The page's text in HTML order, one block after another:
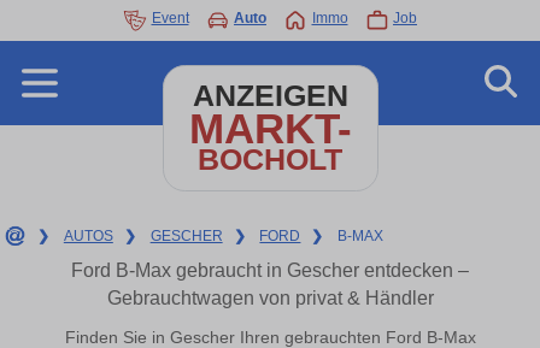
Event Auto Immo Job
ANZEIGEN
MARKT-
BOCHOLT
❯ AUTOS ❯ GESCHER ❯ FORD ❯ B-MAX
Ford B-Max gebraucht in Gescher entdecken –
Gebrauchtwagen von privat & Händler
Finden Sie in Gescher Ihren gebrauchten Ford B-Max